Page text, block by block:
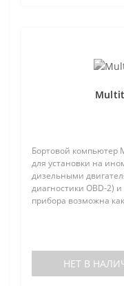
Бортовой компьютер
для установки на
дизельными
диагностики OBD-2)
прибора возможна
НЕТ В